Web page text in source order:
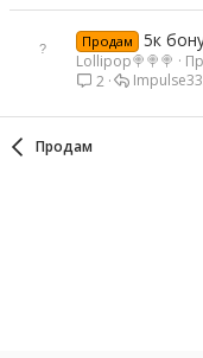
Продам 5к
Lollipop🍭🍭🍭
2
Продам